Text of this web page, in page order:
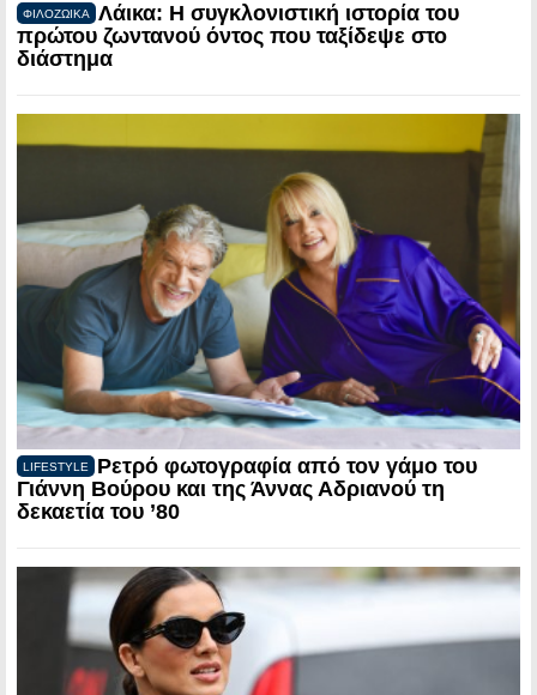
ΦΙΛΟΖΩΙΚΑ
Λάικα: Η συγκλονιστική ιστορία του
πρώτου ζωντανού όντος που ταξίδεψε στο
διάστημα
LIFESTYLE
Ρετρό φωτογραφία από τον γάμο του
Γιάννη Βούρου και της Άννας Αδριανού τη
δεκαετία του ’80